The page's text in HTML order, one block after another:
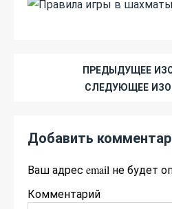
ПРЕДЫДУЩЕЕ
СЛЕДУЮЩЕЕ
Добавить
Ваш адрес email не будет
Комментарий